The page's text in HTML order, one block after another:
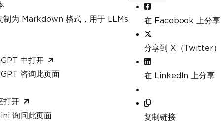
制为 Markdown 格式，用于 LLMs
中打开
咨询此页面
打开
询问此页面
在 Facebook 上分享
分享到 X（Twitter）
在 LinkedIn 上分享
复制链接